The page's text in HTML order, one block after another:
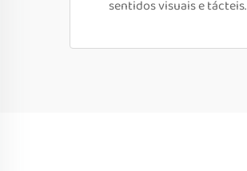
sentidos visuais e tácteis.